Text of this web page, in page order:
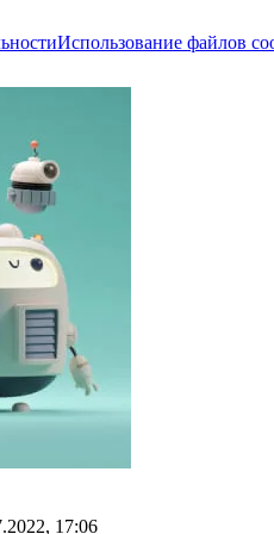
Использование файлов
17:06